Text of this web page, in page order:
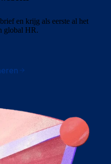
en krijg als eerste al het
global HR.